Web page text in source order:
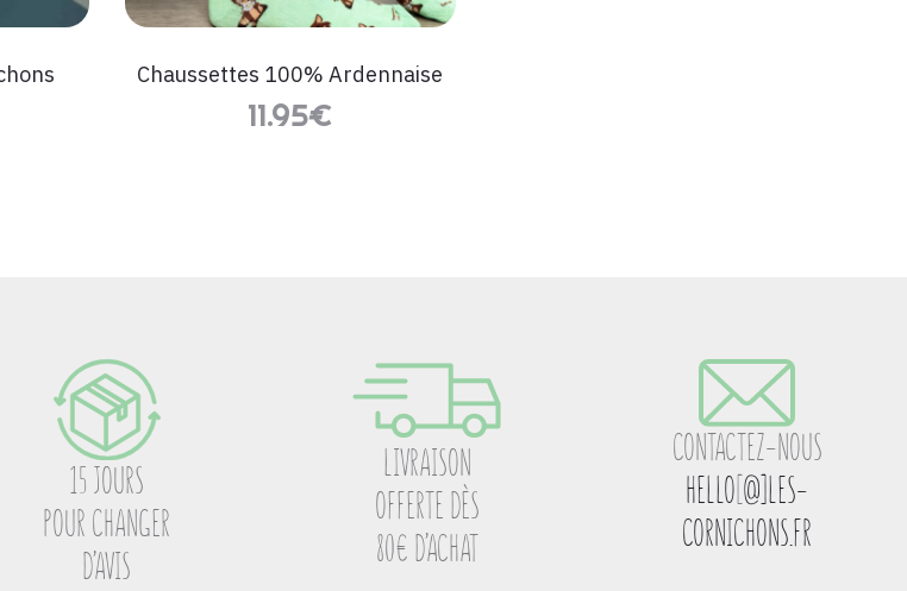
Chaussettes 100% Ardennaise
11.95€
15 JOURS
POUR CHANGER
D’AVIS
LIVRAISON
OFFERTE DÈS
80€ D’ACHAT
CONTACTEZ-NOUS
HELLO[@]LES-
CORNICHONS.FR